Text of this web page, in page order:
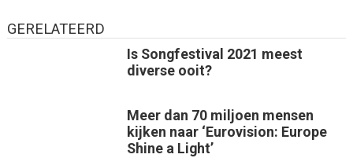
GERELATEERD
Is Songfestival 2021 meest
diverse ooit?
Meer dan 70 miljoen mensen
kijken naar ‘Eurovision: Europe
Shine a Light’